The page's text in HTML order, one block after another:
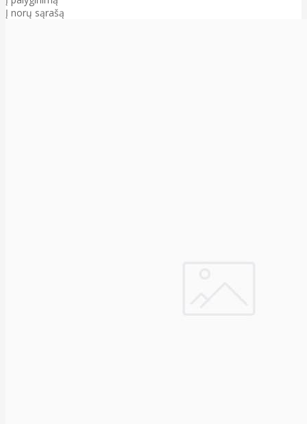
Į norų sąrašą